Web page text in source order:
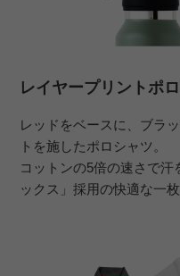
レイヤープリントポ
レッドをベースに、ブラ
トを施したポロシャツ。
コットンの5倍の速さで
ックス」採用の快適な一枚